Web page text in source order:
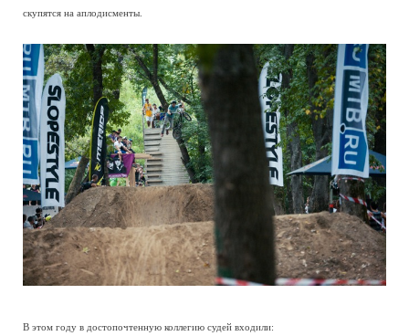
скупятся на аплодисменты.
В этом году в достопочтенную коллегию судей входили: